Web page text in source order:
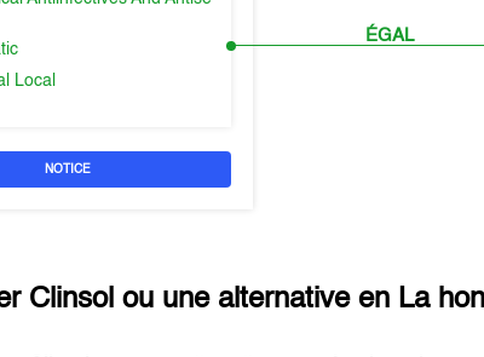
Local
NOTICE
ÉGAL
Clinsol ou une alternative en La